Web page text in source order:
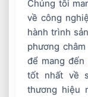
Chúng tôi
về công
hành trình
phương
để mang đến
tốt nhất về
thương hiệu